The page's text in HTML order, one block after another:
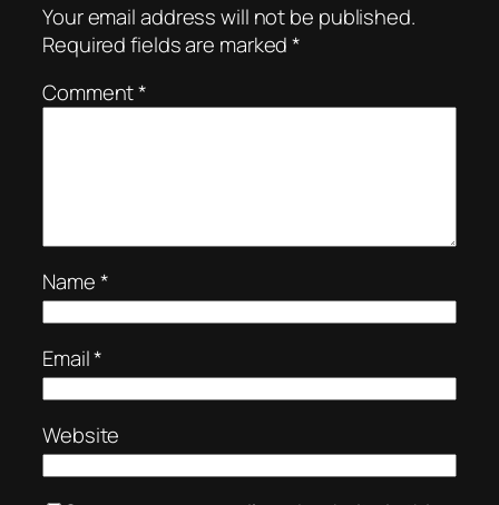
Your email address will not be published.
Required fields are marked*
Comment*
Name*
Email*
Website